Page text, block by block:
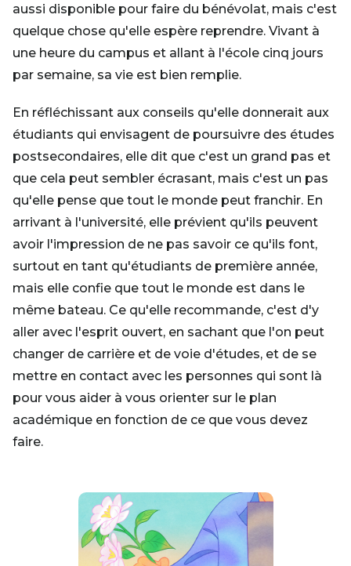
aussi disponible pour faire du bénévolat, mais c'est
quelque chose qu'elle espère reprendre. Vivant à
une heure du campus et allant à l'école cinq jours
par semaine, sa vie est bien remplie.
En réfléchissant aux conseils qu'elle donnerait aux
étudiants qui envisagent de poursuivre des études
postsecondaires, elle dit que c'est un grand pas et
que cela peut sembler écrasant, mais c'est un pas
qu'elle pense que tout le monde peut franchir. En
arrivant à l'université, elle prévient qu'ils peuvent
avoir l'impression de ne pas savoir ce qu'ils font,
surtout en tant qu'étudiants de première année,
mais elle confie que tout le monde est dans le
même bateau. Ce qu'elle recommande, c'est d'y
aller avec l'esprit ouvert, en sachant que l'on peut
changer de carrière et de voie d'études, et de se
mettre en contact avec les personnes qui sont là
pour vous aider à vous orienter sur le plan
académique en fonction de ce que vous devez
faire.